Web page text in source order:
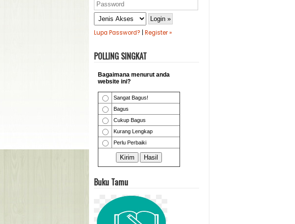
Lupa Password? Register »
POLLING SINGKAT
Buku Tamu